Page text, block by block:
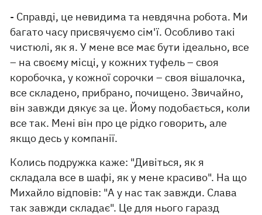
- Справді, це невидима та невдячна робота. Ми
багато часу присвячуємо сім'ї. Особливо такі
чистюлі, як я. У мене все має бути ідеально, все
– на своєму місці, у кожних туфель – своя
коробочка, у кожної сорочки – своя вішалочка,
все складено, прибрано, почищено. Звичайно,
він завжди дякує за це. Йому подобається, коли
все так. Мені він про це рідко говорить, але
якщо десь у компанії.
Колись подружка каже: "Дивіться, як я
складала все в шафі, як у мене красиво". На що
Михайло відповів: "А у нас так завжди. Слава
так завжди складає". Це для нього гаразд